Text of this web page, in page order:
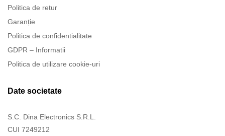
Politica de retur
Garanție
Politica de confidentialitate
GDPR – Informatii
Politica de utilizare cookie-uri
Date societate
S.C. Dina Electronics S.R.L.
CUI 7249212